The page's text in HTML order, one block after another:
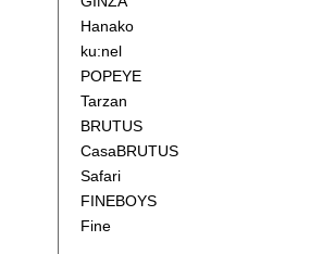
Hanako
ku:nel
POPEYE
Tarzan
BRUTUS
CasaBRUTUS
Safari
FINEBOYS
Fine